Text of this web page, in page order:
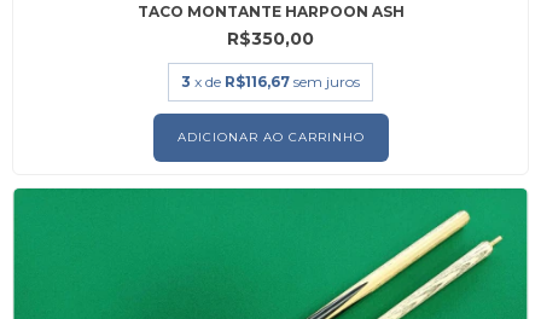
TACO MONTANTE HARPOON ASH
R$350,00
3 x de R$116,67 sem juros